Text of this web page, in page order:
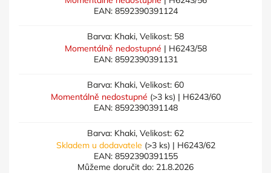
EAN: 8592390391124
Barva: Khaki, Velikost: 58
Momentálně nedostupné | H6243/58
EAN: 8592390391131
Barva: Khaki, Velikost: 60
Momentálně nedostupné (>3 ks) | H6243/60
EAN: 8592390391148
Barva: Khaki, Velikost: 62
Skladem u dodavatele (>3 ks) | H6243/62
EAN: 8592390391155
Můžeme doručit do: 21.8.2026